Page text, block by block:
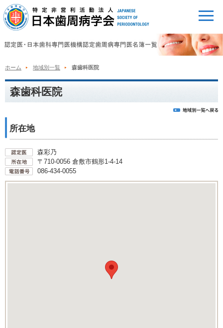
ホーム 地域別一覧 森歯科医院
森歯科医院
所在地
森彩乃
〒710-0056 倉敷市鶴形1-4-14
086-434-0055